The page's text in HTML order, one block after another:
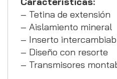
– Tetina de extensión
– Aislamiento mineral
– Inserto
– Diseño con resorte
– Transmisores